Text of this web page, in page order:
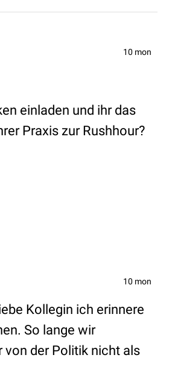
10 mon
einladen und ihr das
Praxis zur Rushhour?
10 mon
Kollegin ich erinnere
So lange wir
von der Politik nicht als